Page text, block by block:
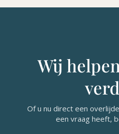
Wij
Of u nu direct een
een vraag heeft,